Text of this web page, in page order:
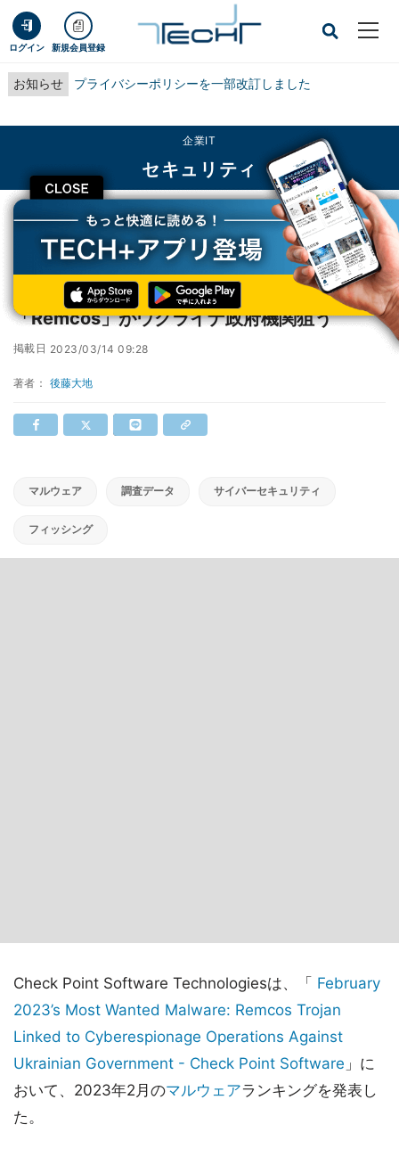
ログイン 新規会員登録
お知らせ プライバシーポリシーを一部改訂しました
CLOSE
企業IT
セキュリティ
TECH+ 企業IT
セキュリティ
2月マルウェア動向、トロイの木馬「Remcos」がウクライナ政府機関狙う
2月マルウェア動向、トロイの木馬
「Remcos」がウクライナ政府機関狙う
掲載日 2023/03/14 09:28
著者： 後藤大地
マルウェア 調査データ サイバーセキュリティ
フィッシング
Check Point Software Technologiesは、「 February
2023’s Most Wanted Malware: Remcos Trojan
Linked to Cyberespionage Operations Against
Ukrainian Government - Check Point Software 」に
おいて、2023年2月のマルウェアランキングを発表し
た。